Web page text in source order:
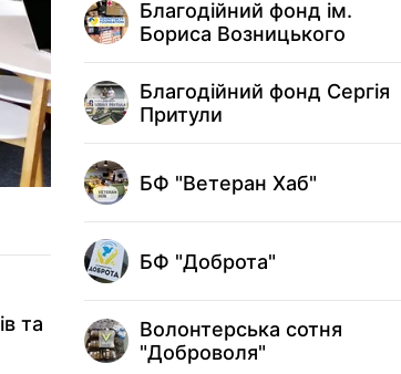
та
Благодійний фонд ім.
Бориса Возницького
Благодійний фонд Сергія
Притули
БФ "Ветеран Хаб"
БФ "Доброта"
Волонтерська сотня
"Доброволя"